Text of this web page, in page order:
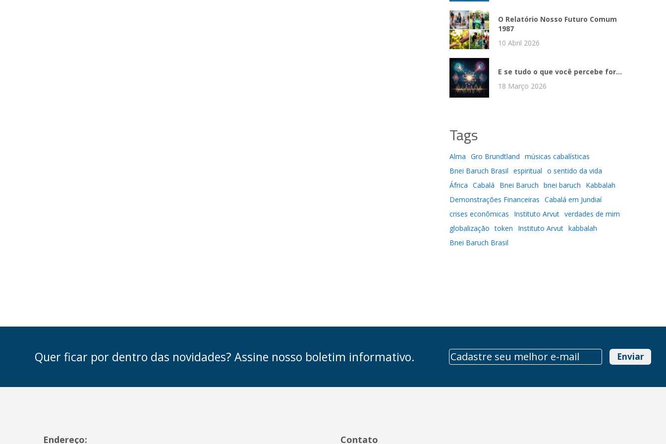
O Relatório Nosso Futuro Comum
1987
10 Abril 2026
E se tudo o que você percebe for...
18 Março 2026
Tags
Alma Gro Brundtland músicas cabalísticas
Bnei Baruch Brasil espiritual o sentido da vida
África Cabalá Bnei Baruch bnei baruch
Kabbalah
Demonstrações Financeiras Cabalá em Jundiaí
crises econômicas
Instituto Arvut verdades de mim
globalização token Instituto Arvut kabbalah
Bnei Baruch Brasil
Quer ficar por dentro das novidades? Assine nosso boletim informativo. Enviar
Endereço: Contato